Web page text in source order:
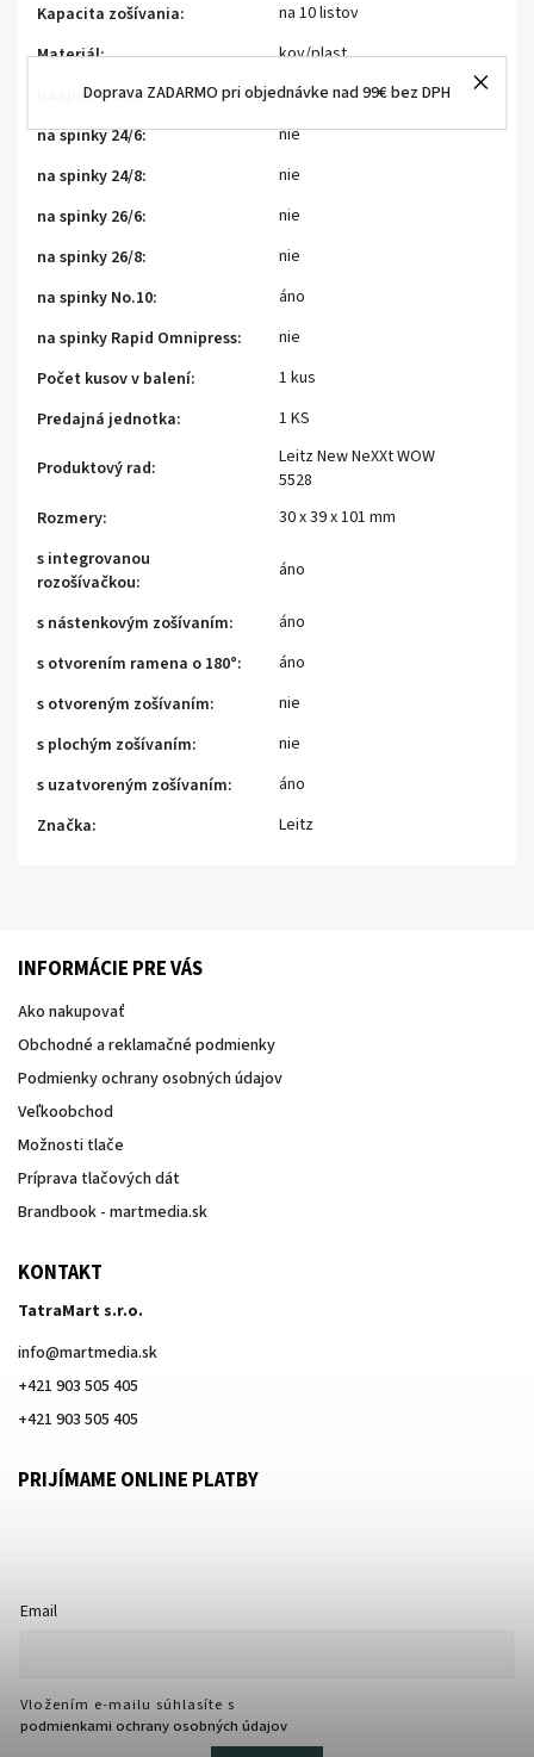
Doprava ZADARMO pri objednávke nad 99€ bez DPH
Kapacita zošívania:
na 10 listov
Materiál:
kov/plast
na spinky 23/6:
nie
na spinky 24/6:
nie
na spinky 24/8:
nie
na spinky 26/6:
nie
na spinky 26/8:
nie
na spinky No.10:
áno
na spinky Rapid Omnipress:
nie
Počet kusov v balení:
1 kus
Predajná jednotka: 1 KS
Produktový rad:
Leitz New NeXXt WOW
5528
Rozmery:
30 x 39 x 101 mm
s integrovanou
rozošívačkou:
áno
s nástenkovým zošívaním:
áno
s otvorením ramena o 180°:
áno
s otvoreným zošívaním:
nie
s plochým zošívaním:
nie
s uzatvoreným zošívaním:
áno
Značka: Leitz
INFORMÁCIE PRE VÁS
Ako nakupovať
Obchodné a reklamačné podmienky
Podmienky ochrany osobných údajov
Veľkoobchod
Možnosti tlače
Príprava tlačových dát
Brandbook - martmedia.sk
KONTAKT
TatraMart s.r.o.
info@martmedia.sk
+421 903 505 405
+421 903 505 405
PRIJÍMAME ONLINE PLATBY
Email
Vložením e-mailu súhlasíte s
podmienkami ochrany osobných údajov